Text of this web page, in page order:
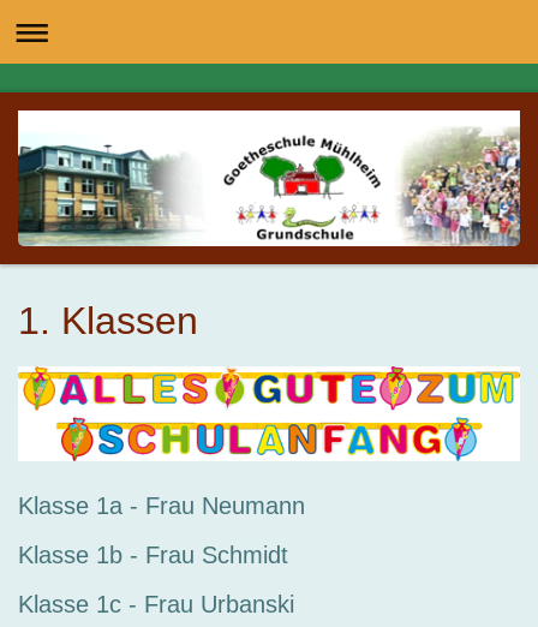
1. Klassen
Klasse 1a - Frau Neumann
Klasse 1b - Frau Schmidt
Klasse 1c - Frau Urbanski